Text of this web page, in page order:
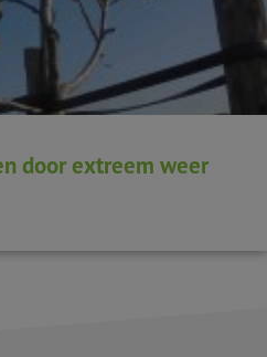
door extreem weer